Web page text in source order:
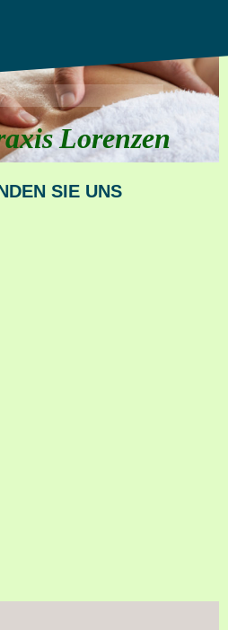
Lorenzen
SIE UNS